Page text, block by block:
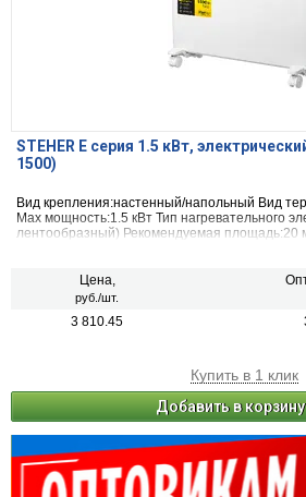
STEHER Е серия 1.5 кВт,
1500)
Вид крепления:настенный/напольный Вид
Max мощность:1.5 кВт Тип нагревательного
лентообразный) Рекомендуемая площадь:20
Цена,
руб./шт.
3 810.45
Купить в 1 клик
Добавить в корзину